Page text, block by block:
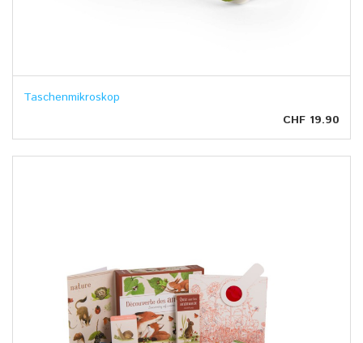
Taschenmikroskop
CHF 19.90